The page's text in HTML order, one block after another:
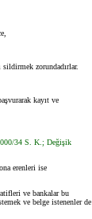
zorundadırlar.
kayıt ve
34 S. K.; Değişik
erenleri ise
ve bankalar bu
ve belge istenenler de